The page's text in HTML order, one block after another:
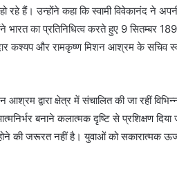
हैं। उन्होंने कहा कि स्वामी विवेकानंद ने
का प्रतिनिधित्व करते हुए 9 सितम्बर
कश्यप और रामकृष्ण मिशन आश्रम के सचिव
द्वारा क्षेत्र में संचालित की जा रहीं
बनाने कलात्मक दृष्टि से प्रशिक्षण दिया
की जरूरत नहीं है। युवाओं को सकारात्मक